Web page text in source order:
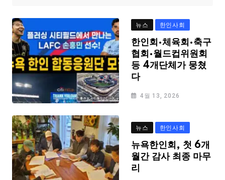
뉴스 한인사회
한인회·체육회·축구
협회·월드컵위원회
등 4개단체가 뭉쳤
다
4월 13, 2026
뉴스 한인사회
뉴욕한인회, 첫 6개
월간 감사 최종 마무
리